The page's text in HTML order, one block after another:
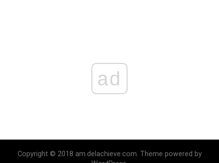
ad
Copyright © 2018 am.delachieve.com. Theme powered by